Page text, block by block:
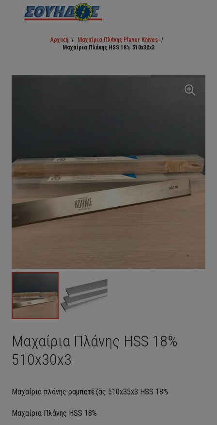
Αρχική / Μαχαίρια Πλάνης Planer Knives /
Μαχαίρια Πλάνης HSS 18% 510x30x3
Μαχαίρια Πλάνης HSS 18%
510x30x3
Μαχαίρια πλάνης ραμποτέζας 510x35x3 HSS 18%
Μαχαίρια Πλάνης HSS 18%